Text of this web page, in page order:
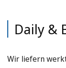
Daily &
Wir liefern